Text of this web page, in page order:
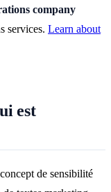
company
services. Learn about
est
de sensibilité